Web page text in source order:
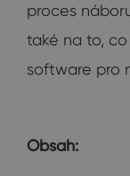
proces
také na to,
software pro
Obsah: